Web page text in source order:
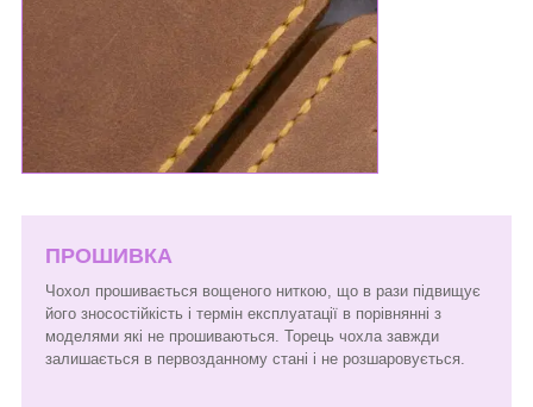
ПРОШИВКА
Чохол прошивається вощеного ниткою, що в рази підвищує
його зносостійкість і термін експлуатації в порівнянні з
моделями які не прошиваються. Торець чохла завжди
залишається в первозданному стані і не розшаровується.